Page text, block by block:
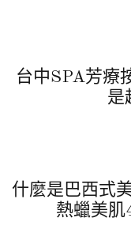
台中SPA芳療
是
什麼是巴西式
熱蠟美肌